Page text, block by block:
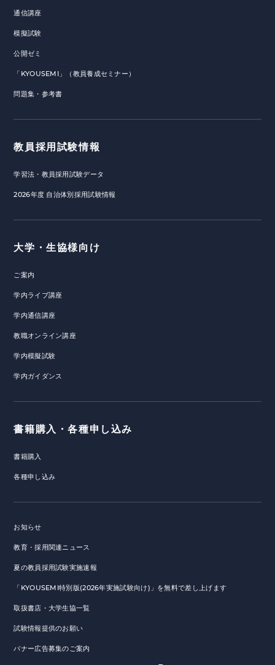
通信講座
模擬試験
公開ゼミ
「KYOUSEMI」（教員養成セミナー）
問題集・参考書
教員採用試験情報
学習法・教員採用試験データ
2026年度 自治体別採用試験情報
大学・生協様向け
ご案内
学内ライブ講座
学内通信講座
教職オンライン講座
学内模擬試験
学内ガイダンス
書籍購入・各種申し込み
書籍購入
各種申し込み
お知らせ
教育・採用関連ニュース
夏の教員採用試験実施速報
「KYOUSEMI特別版(2026年実施試験向け)」を無料で差し上げます
取扱書店・大学生協一覧
試験情報提供のお願い
バナー広告募集のご案内